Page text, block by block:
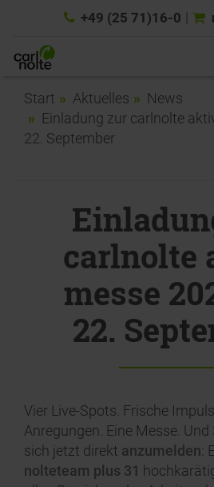
+49 (25 71)16-0
Start Aktuelles
News
Einladung zur carlnolte
22. September
carlnolte
messe
22.
Vier Live-Spots. Frische
Anregungen. Eine Messe. Und
sich jetzt direkt anzumelden:
nolteteam plus 31